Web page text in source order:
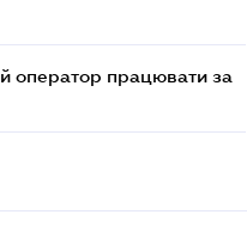
оператор працювати за